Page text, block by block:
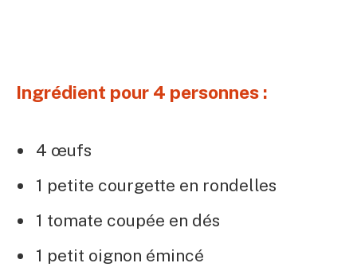
Ingrédient pour 4 personnes :
4 œufs
1 petite courgette en rondelles
1 tomate coupée en dés
1 petit oignon émincé